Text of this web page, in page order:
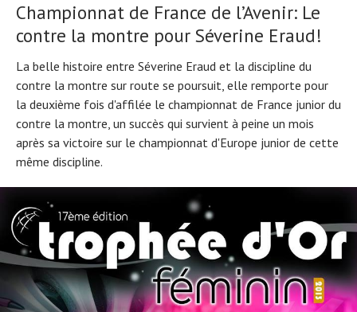
Championnat de France de l’Avenir: Le
contre la montre pour Séverine Eraud!
La belle histoire entre Séverine Eraud et la discipline du
contre la montre sur route se poursuit, elle remporte pour
la deuxième fois d'affilée le championnat de France junior du
contre la montre, un succès qui survient à peine un mois
après sa victoire sur le championnat d'Europe junior de cette
même discipline.